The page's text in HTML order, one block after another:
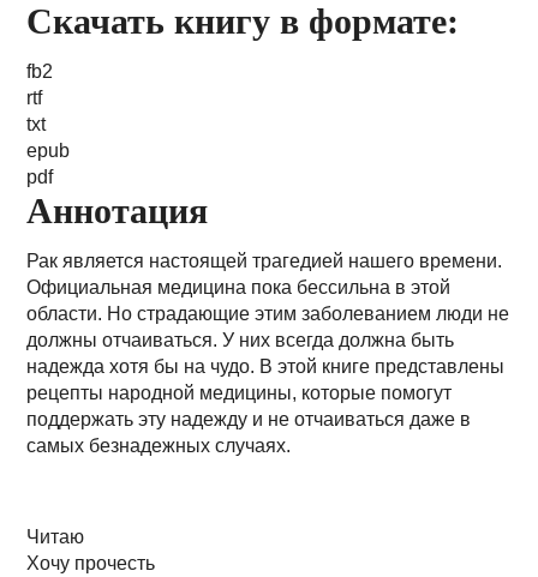
Скачать книгу в формате:
fb2
rtf
txt
epub
pdf
Аннотация
Рак является настоящей трагедией нашего времени.
Официальная медицина пока бессильна в этой
области. Но страдающие этим заболеванием люди не
должны отчаиваться. У них всегда должна быть
надежда хотя бы на чудо. В этой книге представлены
рецепты народной медицины, которые помогут
поддержать эту надежду и не отчаиваться даже в
самых безнадежных случаях.
Читаю
Хочу прочесть